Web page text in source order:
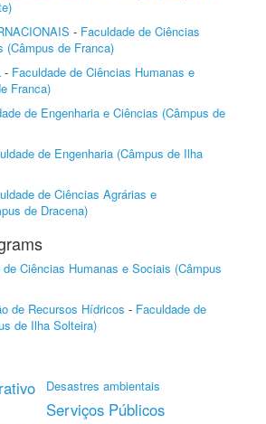
- Faculdade de Ciências
(Câmpus de Franca)
- Faculdade de Ciências Humanas e
Franca)
de Engenharia e Ciências (Câmpus de
de Engenharia (Câmpus de Ilha
de Ciências Agrárias e
de Dracena)
de Ciências Humanas e Sociais (Câmpus
de Recursos Hídricos - Faculdade de
de Ilha Solteira)
Desastres ambientais
Serviços Públicos